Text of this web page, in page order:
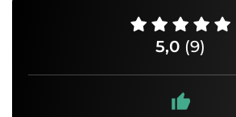
5,0 (9)